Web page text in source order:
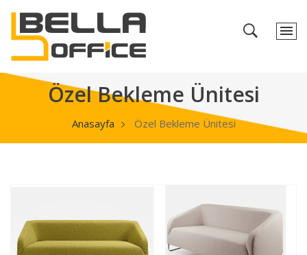
Özel Bekleme Ünitesi
Anasayfa Özel Bekleme Ünitesi